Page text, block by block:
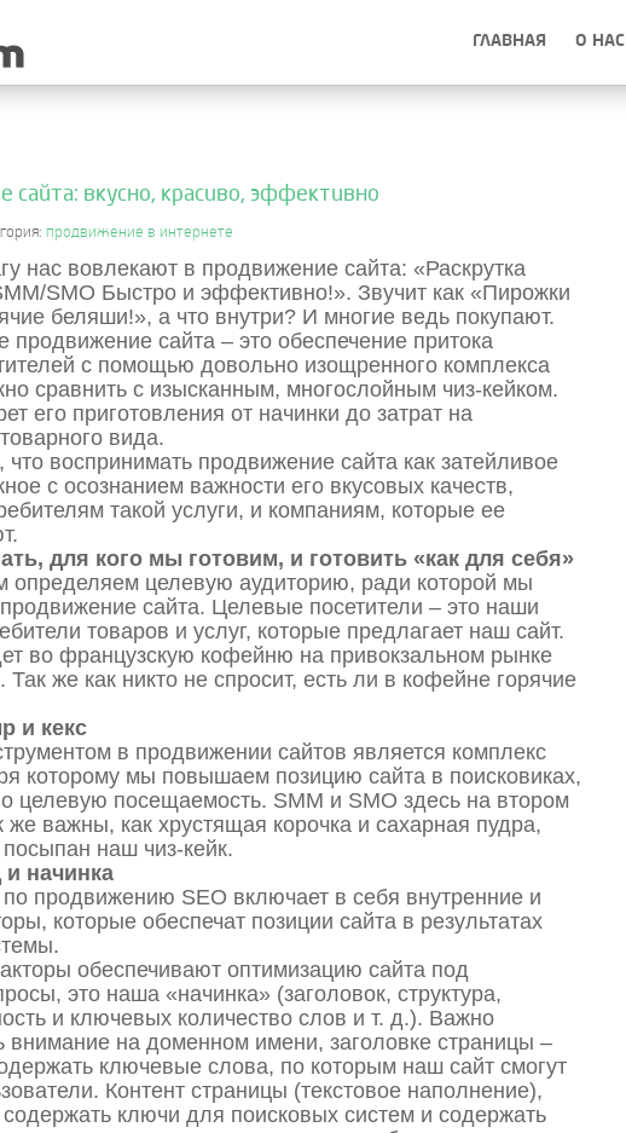
ГЛАВНАЯ О НАС
сайта: вкусно, красиво, эффективно
продвижение в интернете
нас вовлекают в продвижение сайта: «Раскрутка
SMO Быстро и эффективно!». Звучит как «Пирожки
беляши!», а что внутри? И многие ведь покупают.
сайта – это обеспечение притока
с помощью довольно изощренного комплекса
сравнить с изысканным, многослойным чиз-кейком.
его приготовления от начинки до затрат на
вида.
что воспринимать продвижение сайта как затейливое
с осознанием важности его вкусовых качеств,
такой услуги, и компаниям, которые ее
для кого мы готовим, и готовить «как для себя»
целевую аудиторию, ради которой мы
сайта. Целевые посетители – это наши
товаров и услуг, которые предлагает наш сайт.
во французскую кофейню на привокзальном рынке
Так же как никто не спросит, есть ли в кофейне горячие
и кекс
в продвижении сайтов является комплекс
которому мы повышаем позицию сайта в поисковиках,
целевую посещаемость. SMM и SMO здесь на втором
же важны, как хрустящая корочка и сахарная пудра,
посыпан наш чиз-кейк.
начинка
продвижению SEO включает в себя внутренние и
которые обеспечат позиции сайта в результатах
обеспечивают оптимизацию сайта под
это наша «начинка» (заголовок, структура,
и ключевых количество слов и т. д.). Важно
внимание на доменном имени, заголовке страницы –
ключевые слова, по которым наш сайт смогут
Контент страницы (текстовое наполнение),
ключи для поисковых систем и содержать